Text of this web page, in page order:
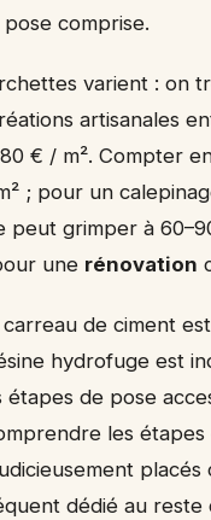
comprise.
varient : on
artisanales
€ / m². Compter
; pour un
peut grimper à
une rénovation
de ciment
hydrofuge est
de pose
les
dédié au reste